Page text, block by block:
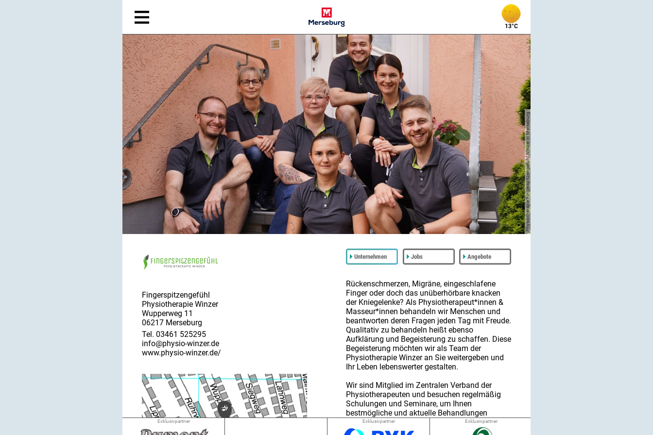
13°C
Physiotherapie Fingerspitzengefühl Winzer in Merseburg
Fingerspitzengefühl
Physiotherapie Winzer
Wupperweg 11
06217 Merseburg
Tel. 03461 525295
info@physio-winzer.de
www.physio-winzer.de/
Unternehmen Jobs Angebote
Rückenschmerzen, Migräne, eingeschlafene
Finger oder doch das unüberhörbare knacken
der Kniegelenke? Als Physiotherapeut*innen &
Masseur*innen behandeln wir Menschen und
beantworten deren Fragen jeden Tag mit Freude.
Qualitativ zu behandeln heißt ebenso
Aufklärung und Begeisterung zu schaffen. Diese
Begeisterung möchten wir als Team der
Physiotherapie Winzer an Sie weitergeben und
Ihr Leben lebenswerter gestalten.
Wir sind Mitglied im Zentralen Verband der
Physiotherapeuten und besuchen regelmäßig
Schulungen und Seminare, um Ihnen
bestmögliche und aktuelle Behandlungen
anbieten zu können.
Exklusivpartner Exklusivpartner Exklusivpartner